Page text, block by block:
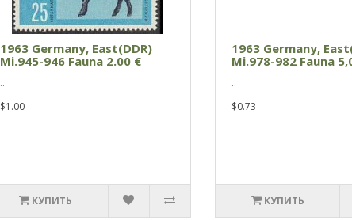
1963 Germany, East(DDR)
Mi.945-946 Fauna 2.00 €
..
$1.00
КУПИТЬ
1963 Germany,
Mi.978-982 Fauna
..
$0.73
КУПИТЬ